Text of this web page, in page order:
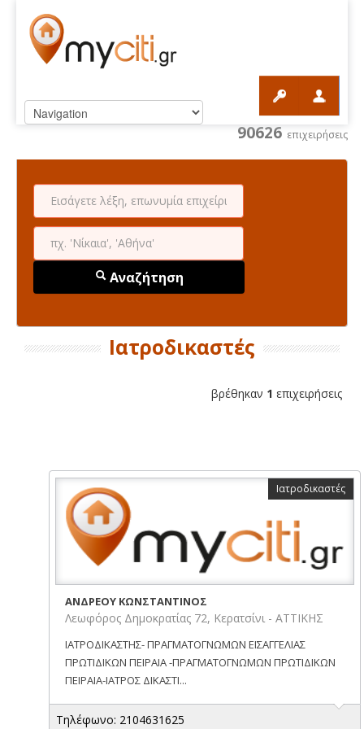
90626 επιχειρήσεις
Αναζήτηση
Ιατροδικαστές
βρέθηκαν 1 επιχειρήσεις
Ιατροδικαστές
ΑΝΔΡΕΟΥ ΚΩΝΣΤΑΝΤΙΝΟΣ
Λεωφόρος Δημοκρατίας 72, Κερατσίνι - ΑΤΤΙΚΗΣ
ΙΑΤΡΟΔΙΚΑΣΤΗΣ- ΠΡΑΓΜΑΤΟΓΝΩΜΩΝ ΕΙΣΑΓΓΕΛΙΑΣ
ΠΡΩΤΙΔΙΚΩΝ ΠΕΙΡΑΙΑ -ΠΡΑΓΜΑΤΟΓΝΩΜΩΝ ΠΡΩΤΙΔΙΚΩΝ
ΠΕΙΡΑΙΑ-ΙΑΤΡΟΣ ΔΙΚΑΣΤΙ...
Τηλέφωνο: 2104631625